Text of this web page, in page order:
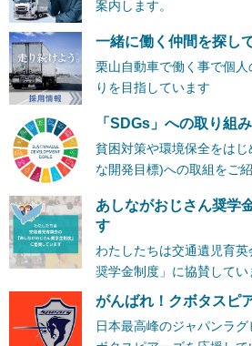
案内します。
一緒に働く仲間を探し
栗山自動車で働く事で個
りを目指しています
「SDGs」への取り組み
貧困対策や環境保全をは
な開発目標)への取組をご
あしながおじさん奨学
す
わたしたちは交通遺児育
奨学金制度」に協賛してい
がんばれ！クボタスピ
日本最高峰のジャパンラ